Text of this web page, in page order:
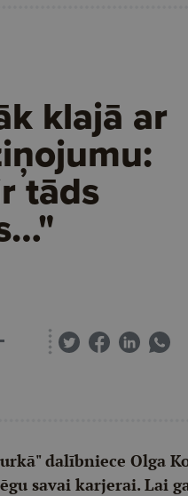
klajā ar
tāds
dalībniece Olga
savai karjerai. Lai